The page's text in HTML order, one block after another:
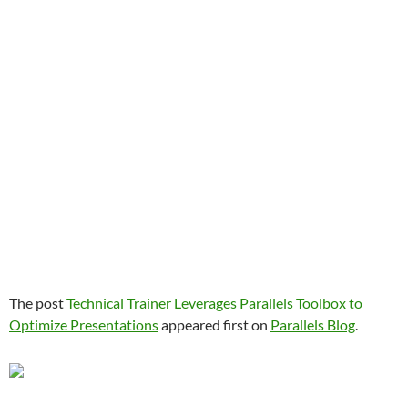
The postTechnical Trainer Leverages Parallels Toolbox to
Optimize Presentationsappeared first on Parallels Blog.